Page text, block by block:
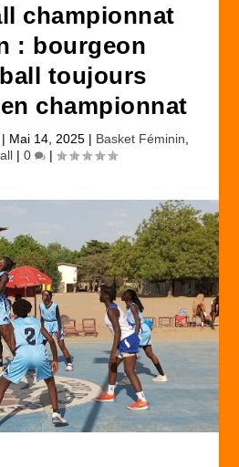
championnat
: bourgeon
toujours
championnat
| Mai 14, 2025 | Basket Féminin
| 0 |